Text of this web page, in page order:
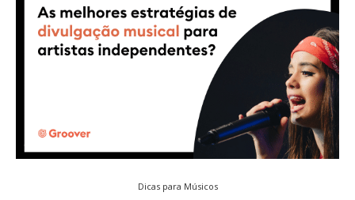
Dicas para Músicos